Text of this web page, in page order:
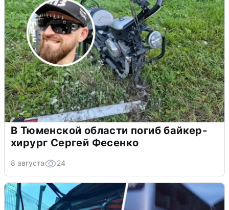
В Тюменской области погиб байкер-
хирург Сергей Фесенко
8 августа 24